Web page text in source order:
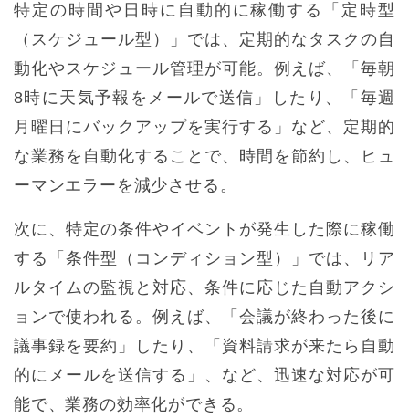
特定の時間や日時に自動的に稼働する「定時型
（スケジュール型）」では、定期的なタスクの自
動化やスケジュール管理が可能。例えば、「毎朝
8時に天気予報をメールで送信」したり、「毎週
月曜日にバックアップを実行する」など、定期的
な業務を自動化することで、時間を節約し、ヒュ
ーマンエラーを減少させる。
次に、特定の条件やイベントが発生した際に稼働
する「条件型（コンディション型）」では、リア
ルタイムの監視と対応、条件に応じた自動アクシ
ョンで使われる。例えば、「会議が終わった後に
議事録を要約」したり、「資料請求が来たら自動
的にメールを送信する」、など、迅速な対応が可
能で、業務の効率化ができる。